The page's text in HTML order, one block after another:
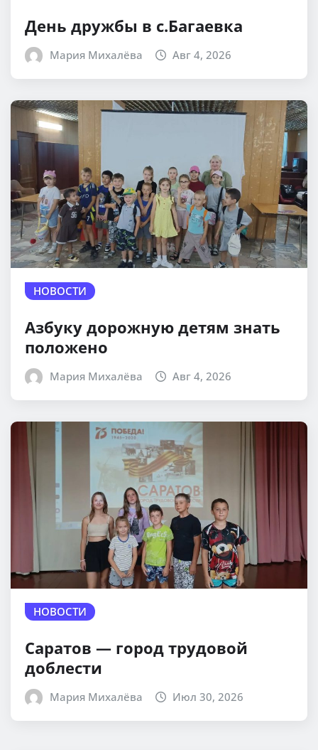
День дружбы в с.Багаевка
Мария Михалёва Авг 4, 2026
НОВОСТИ
Азбуку дорожную детям знать
положено
Мария Михалёва Авг 4, 2026
НОВОСТИ
Саратов — город трудовой
доблести
Мария Михалёва Июл 30, 2026